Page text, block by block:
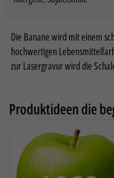
Die Banane wird mit einem
hochwertigen
zur Lasergravur wird die
Produktideen die
Essenzielle Cookies
einwandfreie Funktion der
Cookie-
Statistik Cookies erfassen
helfen uns zu verstehen, wie